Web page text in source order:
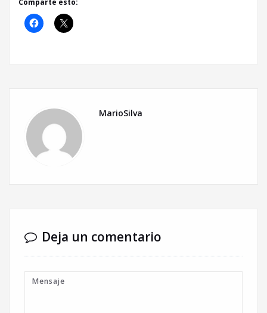
Comparte esto:
MarioSilva
Deja un comentario